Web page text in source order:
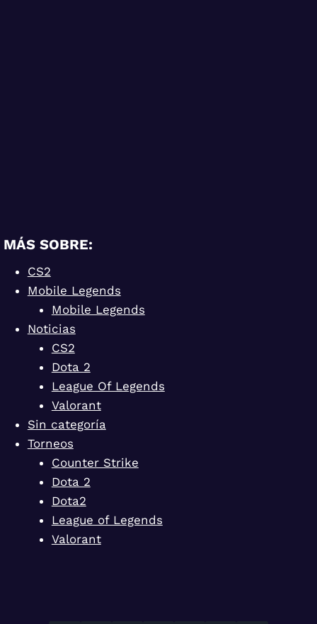
MÁS SOBRE:
CS2
Mobile Legends
Mobile Legends
Noticias
CS2
Dota 2
League Of Legends
Valorant
Sin categoría
Torneos
Counter Strike
Dota 2
Dota2
League of Legends
Valorant